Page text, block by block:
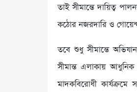
তাই সীমান্তে দায়িত্ব
কঠোর নজরদারি ও
তবে শুধু সীমান্তে
সীমান্ত এলাকায় আধুনিক
মাদকবিরোধী